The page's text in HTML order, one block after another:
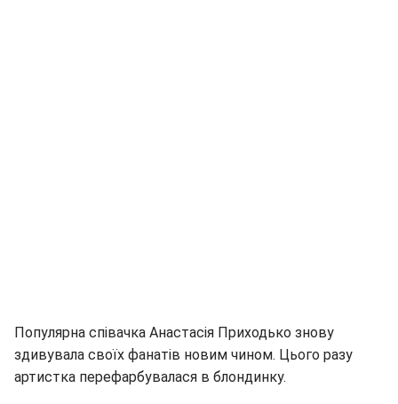
Популярна співачка Анастасія Приходько знову
здивувала своїх фанатів новим чином. Цього разу
артистка перефарбувалася в блондинку.